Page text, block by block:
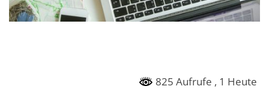
825 Aufrufe , 1 Heute